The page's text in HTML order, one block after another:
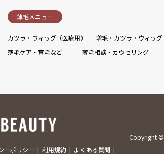
薄毛メニュー
カツラ・ウィッグ（医療用） 増毛・カツラ・ウィッグ
薄毛ケア・育毛など
薄毛相談・カウセリング
ーポリシー 利用規約 よくある質問
Copyright ©